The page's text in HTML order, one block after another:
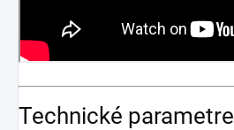
Technické parametre